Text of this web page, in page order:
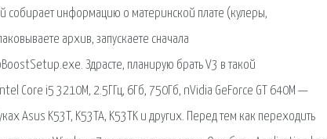
собирает информацию о материнской плате (кулеры,
архив, запускаете сначала
Здрасте, планирую брать V3 в такой
Core i5 3210M, 2.5ГГц, 6Гб, 750Гб, nVidia GeForce GT 640M —
Asus K53T, K53TA, K53TK и других. Перед тем как переходить